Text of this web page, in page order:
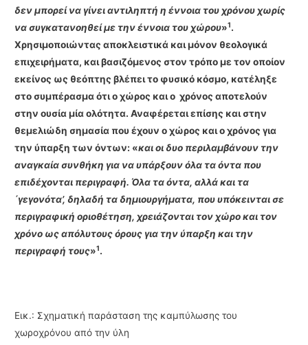
δεν μπορεί να γίνει αντιληπτή η έννοια του χρόνου χωρίς
να συγκατανοηθεί με την έννοια του χώρου»1.
Χρησιμοποιώντας αποκλειστικά και μόνον θεολογικά
επιχειρήματα, και βασιζό­μενος στον τρόπο με τον οποίον
εκείνος ως θεόπτης βλέπει το φυσικό κόσμο, κατέληξε
στο συμπέρασμα ότι ο χώρος και ο χρόνος αποτελούν
στην ουσία μία ολότητα. Αναφέρεται επί­σης και στην
θεμελιώδη σημασία που έχουν ο χώρος και ο χρόνος για
την ύπαρξη των όντων: «και οι δυο περιλαμβάνουν την
αναγκαία συνθήκη για να υπάρξουν όλα τα όντα που
επιδέχονται περιγραφή. Όλα τα όντα, αλλά και τα
΄γεγονότα’, δηλαδή τα δημιουργήματα, που υπόκεινται σε
περιγραφική οριοθέτηση, χρειάζονται τον χώρο και τον
χρόνο ως απόλυτους όρους για την ύπαρξη και την
περιγραφή τους»1.
Εικ.: Σχηματική παράσταση της καμπύλωσης του
χωροχρόνου από την ύλη